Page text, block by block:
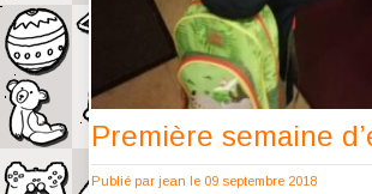
Première semaine
Publié par jean le 09 septembre 2018